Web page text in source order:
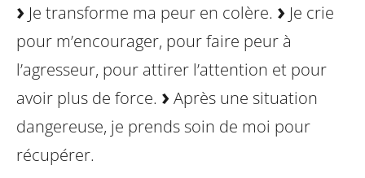
Je transforme ma peur en colère.
Je crie
pour m’encourager, pour faire peur à
l’agresseur, pour attirer l’attention et pour
avoir plus de force.
Après une situation
dangereuse, je prends soin de moi pour
récupérer.